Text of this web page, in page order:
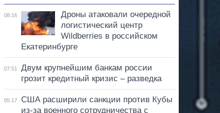
08:16
Дроны атаковали очередной
логистический центр
Wildberries в российском
Екатеринбурге
07:51
Двум крупнейшим банкам россии
грозит кредитный кризис – разведка
05:17
США расширили санкции против Кубы
из-за военного сотрудничества с